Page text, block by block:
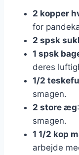
2 kopper
for
2 spsk
1 spsk
deres
1/2
smagen.
2 store æg
smagen.
1 1/2 kop
arbejde